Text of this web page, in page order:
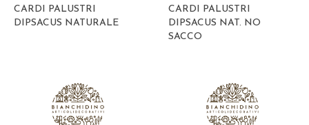
CARDI PALUSTRI
DIPSACUS NATURALE
CARDI PALUSTRI
DIPSACUS NAT. NO
SACCO